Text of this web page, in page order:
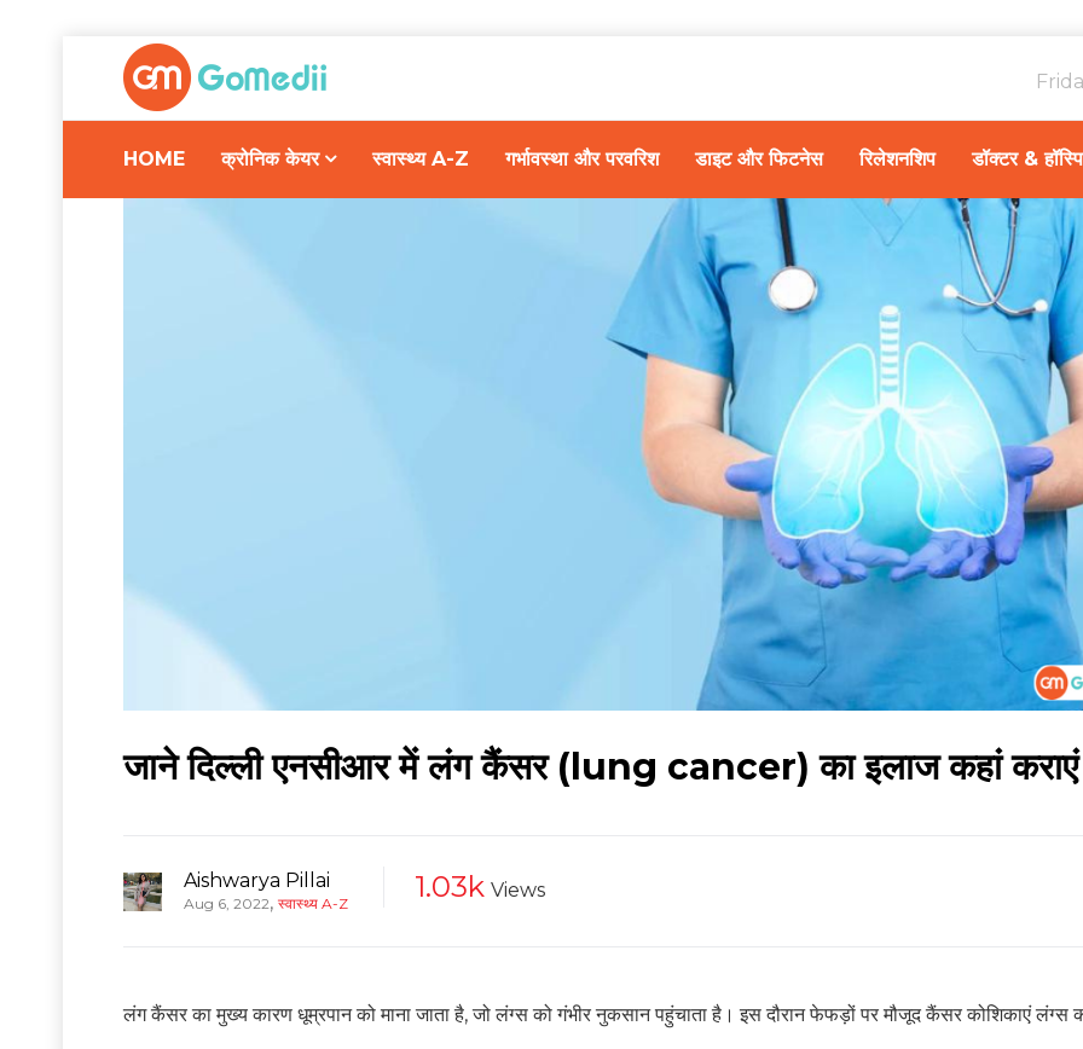
HOME क्रोनिक केयर स्वास्थ्य A-Z गर्भावस्था और परवरिश डाइट और फिटनेस रिलेशनशिप डॉक्टर &
जाने दिल्ली एनसीआर में लंग कैंसर (lung cancer) का इलाज कहां कराएं
Aishwarya Pillai
Aug 6, 2022, स्वास्थ्य A-Z 1.03k Views
लंग कैंसर का मुख्य कारण धूम्रपान को माना जाता है, जो लंग्स को गंभीर नुकसान पहुंचाता है। इस दौरान फेफड़ों पर मौजूद कैंसर कोशिकाएं लंग्स